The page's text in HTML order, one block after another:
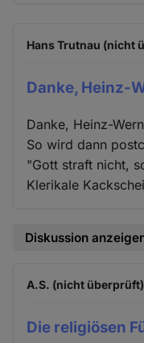
Hans Trutnau (nicht
Danke, Heinz-
Danke, Heinz-
So wird dann
"Gott straft nicht,
Klerikale
Diskussion
A.S. (nicht überprüft)
Die religiösen